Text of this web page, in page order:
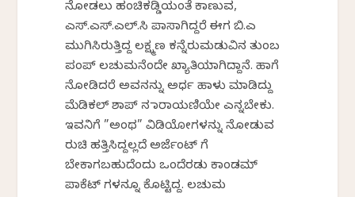
ನೋಡಲು ಹಂಚಿಕಡ್ಡಿಯಂತೆ ಕಾಣುವ,
ಎಸ್.ಎಸ್.ಎಲ್.ಸಿ ಪಾಸಾಗಿದ್ದರೆ ಈಗ ಬಿ.ಎ
ಮುಗಿಸಿರುತ್ತಿದ್ದ ಲಕ್ಷ್ಮಣ ಕನ್ನೆರುಮಡುವಿನ ತುಂಬ
ಪಂಪ್ ಲಚುಮನೆಂದೇ ಖ್ಯಾತಿಯಾಗಿದ್ದಾನೆ. ಹಾಗೆ
ನೋಡಿದರೆ ಅವನನ್ನು ಅರ್ಧ ಹಾಳು ಮಾಡಿದ್ದು
ಮೆಡಿಕಲ್ ಶಾಪ್ ನ ನಾರಾಯಣಿಯೇ ಎನ್ನಬೇಕು.
ಇವನಿಗೆ ”ಅಂಥ” ವಿಡಿಯೋಗಳನ್ನು ನೋಡುವ
ರುಚಿ ಹತ್ತಿಸಿದ್ದಲ್ಲದೆ ಅರ್ಜೆಂಟ್ ಗೆ
ಬೇಕಾಗಬಹುದೆಂದು ಒಂದೆರಡು ಕಾಂಡಮ್
ಪಾಕೆಟ್ ಗಳನ್ನೂ ಕೊಟ್ಟಿದ್ದ. ಲಚುಮ